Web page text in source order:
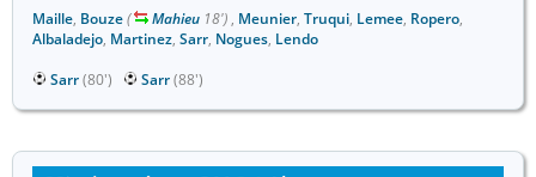
Maille, Bouze( Mahieu 18') , Meunier, Truqui, Lemee, Ropero,
Albaladejo, Martinez, Sarr, Nogues, Lendo
Sarr(80') Sarr(88')